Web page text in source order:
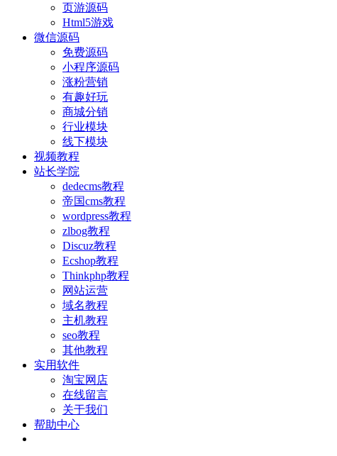
页游源码
Html5游戏
微信源码
免费源码
小程序源码
涨粉营销
有趣好玩
商城分销
行业模块
线下模块
视频教程
站长学院
dedecms教程
帝国cms教程
wordpress教程
zlbog教程
Discuz教程
Ecshop教程
Thinkphp教程
网站运营
域名教程
主机教程
seo教程
其他教程
实用软件
淘宝网店
在线留言
关于我们
帮助中心